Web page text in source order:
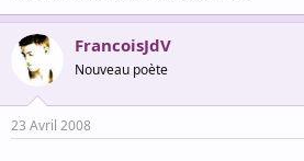
FrancoisJdV
Nouveau poète
23 Avril 2008